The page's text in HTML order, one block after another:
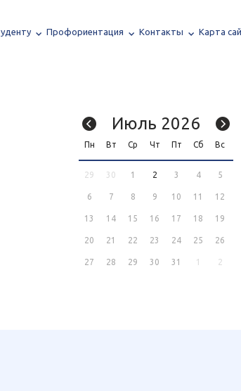
Профориентация Контакты Карта
Июль 2026
Пн Вт Ср Чт Пт Сб Вс
29 30 1 2 3 4 5
6 7 8 9 10 11 12
13 14 15 16 17 18 19
20 21 22 23 24 25 26
27 28 29 30 31 1 2